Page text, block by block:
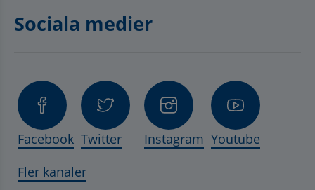
Sociala medier
Facebook Twitter Instagram Youtube
Fler kanaler